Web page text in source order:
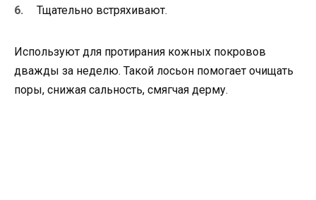
Тщательно встряхивают.
Используют для протирания кожных покровов
дважды за неделю. Такой лосьон помогает очищать
поры, снижая сальность, смягчая дерму.